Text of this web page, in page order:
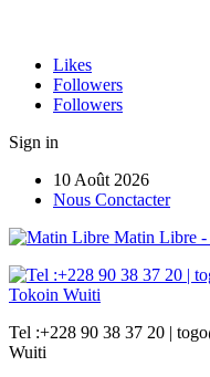
Likes
Followers
Followers
Sign in
10 Août 2026
Nous Conctacter
Matin Libre -
Tel :+228 90 38 37 20 |
Wuiti